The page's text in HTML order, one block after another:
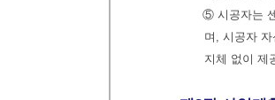
⑤ 시공자는
며, 시공자
지체 없이 제